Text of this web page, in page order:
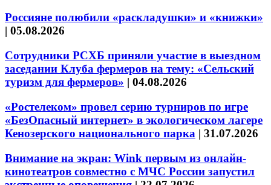
Россияне полюбили «раскладушки» и «книжки»
| 05.08.2026
Сотрудники РСХБ приняли участие в выездном
заседании Клуба фермеров на тему: «Сельский
туризм для фермеров» | 04.08.2026
«Ростелеком» провел серию турниров по игре
«БезОпасный интернет» в экологическом лагере
Кенозерского национального парка | 31.07.2026
Внимание на экран: Wink первым из онлайн-
кинотеатров совместно с МЧС России запустил